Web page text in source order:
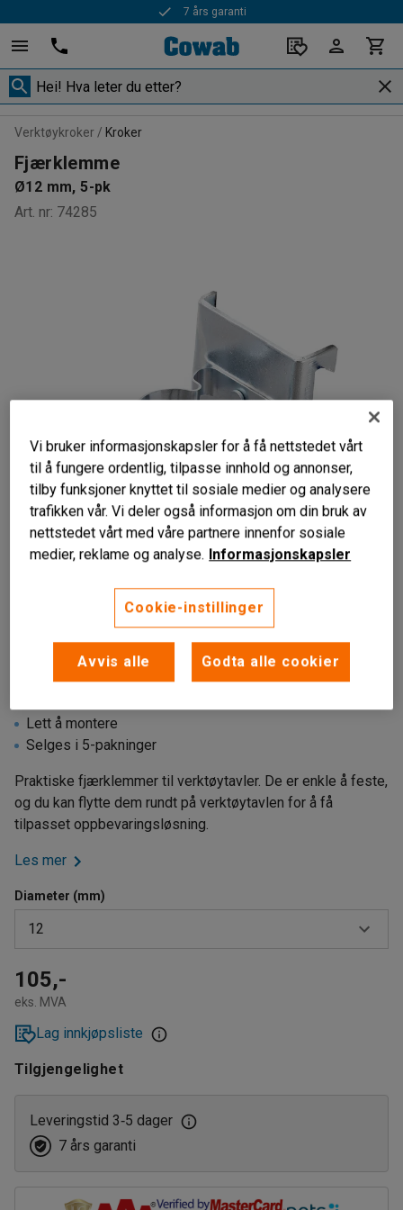
7 års garanti
Verktøykroker Kroker
Fjærklemme
Ø12 mm, 5-pk
Art. nr: 74285
Lett å montere
Selges i 5-pakninger
Praktiske fjærklemmer til verktøytavler. De er enkle å feste,
og du kan flytte dem rundt på verktøytavlen for å få
tilpasset oppbevaringsløsning.
Les mer
Diameter (mm)
12
12
18
25
105,-
eks. MVA
Lag innkjøpsliste
Tilgjengelighet
Leveringstid 3‑5 dager
7 års garanti
Vi bruker informasjonskapsler for å få nettstedet vårt
til å fungere ordentlig, tilpasse innhold og annonser,
tilby funksjoner knyttet til sosiale medier og analysere
trafikken vår. Vi deler også informasjon om din bruk av
nettstedet vårt med våre partnere innenfor sosiale
medier, reklame og analyse. Informasjonskapsler
Cookie-instillinger
Avvis alle Godta alle cookier